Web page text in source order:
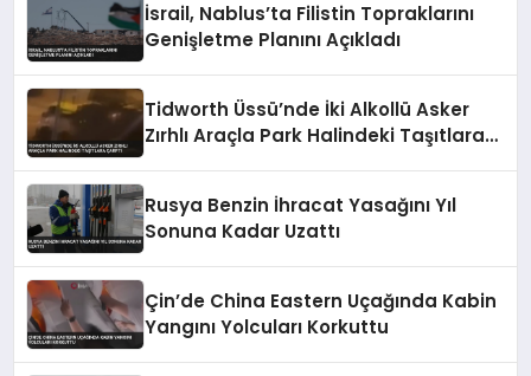
İsrail, Nablus’ta Filistin Topraklarını
Genişletme Planını Açıkladı
Tidworth Üssü’nde İki Alkollü Asker
Zırhlı Araçla Park Halindeki Taşıtlara
Rusya Benzin İhracat Yasağını Yıl
Sonuna Kadar Uzattı
Çin’de China Eastern Uçağında Kabin
Yangını Yolcuları Korkuttu